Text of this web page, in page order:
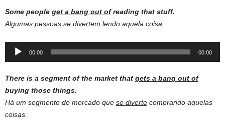
Some people get a bang out ofreading that stuff.
Algumas pessoas se divertem lendo aquela coisa.
Audio
00:00 00:00
There is a segment of the market that gets a bang out of
buying those things.
Há um segmento do mercado que se diverte comprando aquelas
coisas.